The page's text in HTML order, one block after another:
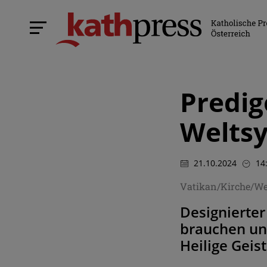
21.10.2024
Vatikan/Kirche/
brauchen
Heilige